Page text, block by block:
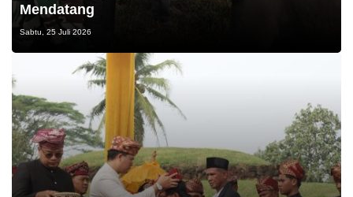
Mendatang
Sabtu, 25 Juli 2026